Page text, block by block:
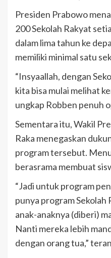
Presiden Prabowo
200 Sekolah Rakyat
dalam lima tahun ke
memiliki minimal satu
“Insyaallah, dengan
kita bisa mulai melihat
ungkap Robben penuh
Sementara itu, Wakil
Raka menegaskan
program tersebut.
berasrama membuat
“Jadi untuk program
punya program Sekolah
anak-anaknya (diberi)
Nanti mereka lebih
dengan orang tua,”